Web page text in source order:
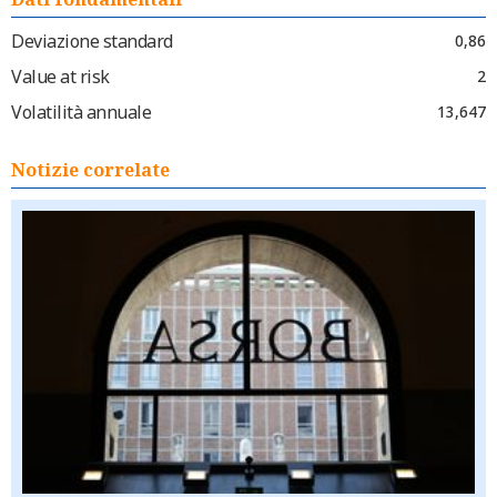
Deviazione standard
0,86
Value at risk 2
Volatilità annuale 13,647
Notizie correlate